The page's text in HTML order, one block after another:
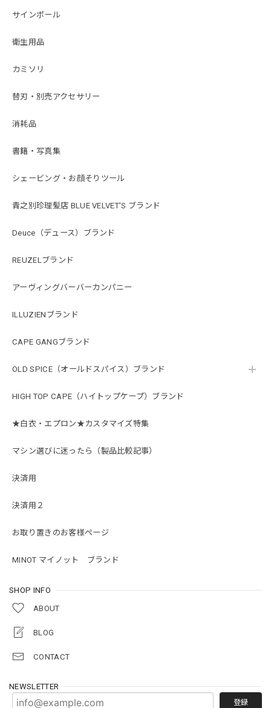
サインポール
衛生用品
カミソリ
替刃・別売アクセサリー
消耗品
書籍・写真集
シェービング・お顔そりツール
青之別珍理髪店 BLUE VELVET'S ブランド
Deuce（デュース）ブランド
REUZELブランド
アーヴィングバーバーカンパニー
ILLUZIENブランド
CAPE GANGブランド
OLD SPICE（オールドスパイス）ブランド
HIGH TOP CAPE（ハイトップケープ）ブランド
★白衣・エプロン★カスタマイズ特集
マシン選びに迷ったら（製品比較記事）
決済用
決済用２
お取り置きのお客様ページ
MINOT マイノット ブランド
SHOP INFO
ABOUT
BLOG
CONTACT
NEWSLETTER
登録